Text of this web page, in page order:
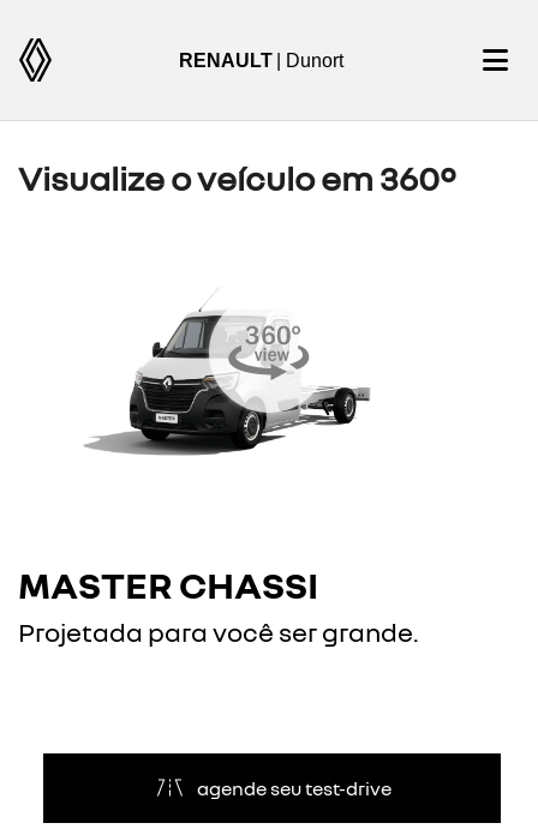
RENAULT | Dunort
Visualize o veículo em 360°
MASTER CHASSI
Projetada para você ser grande.
agende seu test-drive